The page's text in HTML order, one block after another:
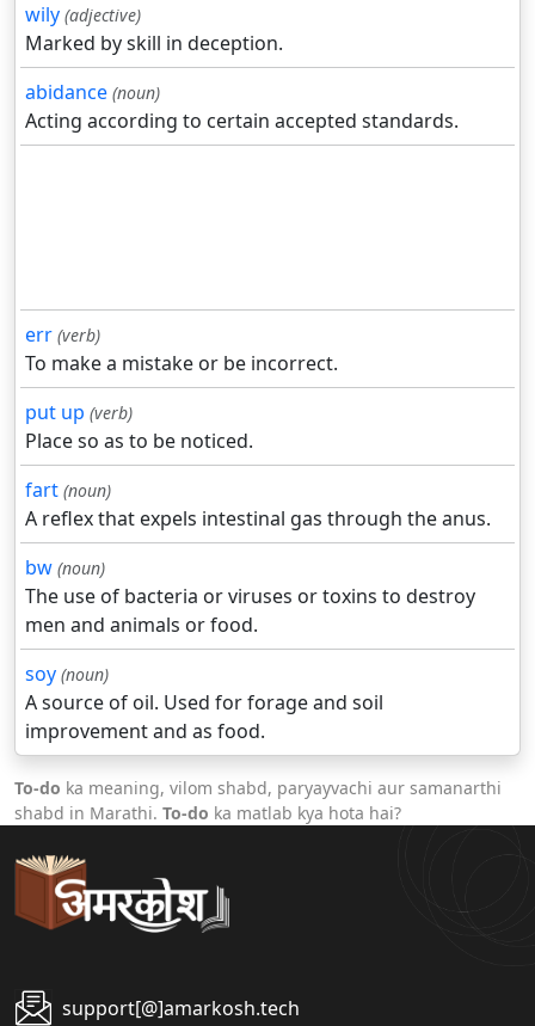
wily (adjective)
Marked by skill in deception.
abidance (noun)
Acting according to certain accepted standards.
err (verb)
To make a mistake or be incorrect.
put up (verb)
Place so as to be noticed.
fart (noun)
A reflex that expels intestinal gas through the anus.
bw (noun)
The use of bacteria or viruses or toxins to destroy
men and animals or food.
soy (noun)
A source of oil. Used for forage and soil
improvement and as food.
To-do ka meaning, vilom shabd, paryayvachi aur samanarthi
shabd in Marathi. To-do ka matlab kya hota hai?
support[@]amarkosh.tech